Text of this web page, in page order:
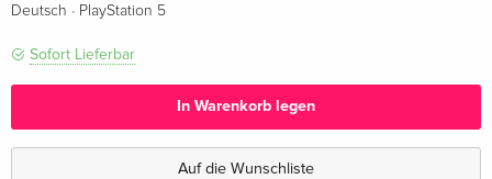
Deutsch · PlayStation 5
Sofort Lieferbar
In Warenkorb legen
Auf die Wunschliste